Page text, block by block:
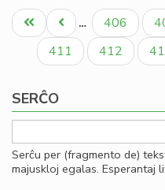
Pagination
Unua
paĝo
Antaŭa
paĝo
… Paĝo
406
Paĝo
411 Paĝo
412
SERĈO
Serĉu per (fragmento de)
majuskloj egalas. Esperantaj